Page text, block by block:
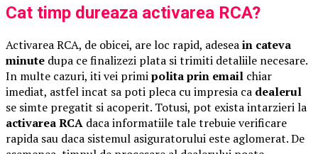
Cat timp dureaza activarea RCA?
Activarea RCA, de obicei, are loc rapid, adeseain cateva
minute dupa ce finalizezi plata si trimiti detaliile necesare.
In multe cazuri, iti vei primipolita prin email chiar
imediat, astfel incat sa poti pleca cu impresia ca dealerul
se simte pregatit si acoperit. Totusi, pot exista intarzieri la
activarea RCA daca informatiile tale trebuie verificare
rapida sau daca sistemul asiguratorului este aglomerat. De